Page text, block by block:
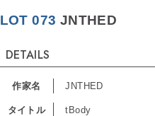
LOT 073 JNTHED
DETAILS
作家名 JNTHED
タイトル tBody